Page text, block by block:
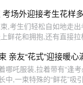
场外迎接考生花样
,考生们轻松自如地走
鲜花和拥抱,还有直接
亲友“花式”迎接暖心
哪吒服装,拉着带有“逢
中,一束特殊的“鲜花”吸